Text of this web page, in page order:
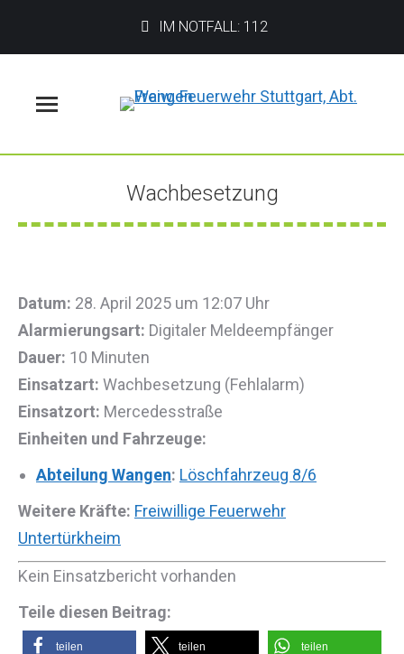
IM NOTFALL: 112
Wachbesetzung
Sie befinden sich hier:
Datum: 28. April 2025 um 12:07 Uhr
Alarmierungsart: Digitaler Meldeempfänger
Dauer: 10 Minuten
Einsatzart: Wachbesetzung (Fehlalarm)
Einsatzort: Mercedesstraße
Einheiten und Fahrzeuge:
Abteilung Wangen: Löschfahrzeug 8/6
Weitere Kräfte: Freiwillige Feuerwehr
Untertürkheim
Kein Einsatzbericht vorhanden
Teile diesen Beitrag:
teilen teilen teilen